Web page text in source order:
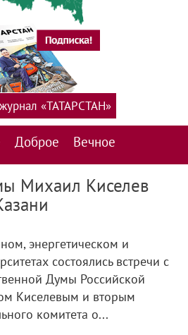
Доброе Вечное
«ТАТАРСТАН»
Михаил Киселев
энергетическом и
состоялись встречи с
Думы Российской
Киселевым и вторым
комитета о...